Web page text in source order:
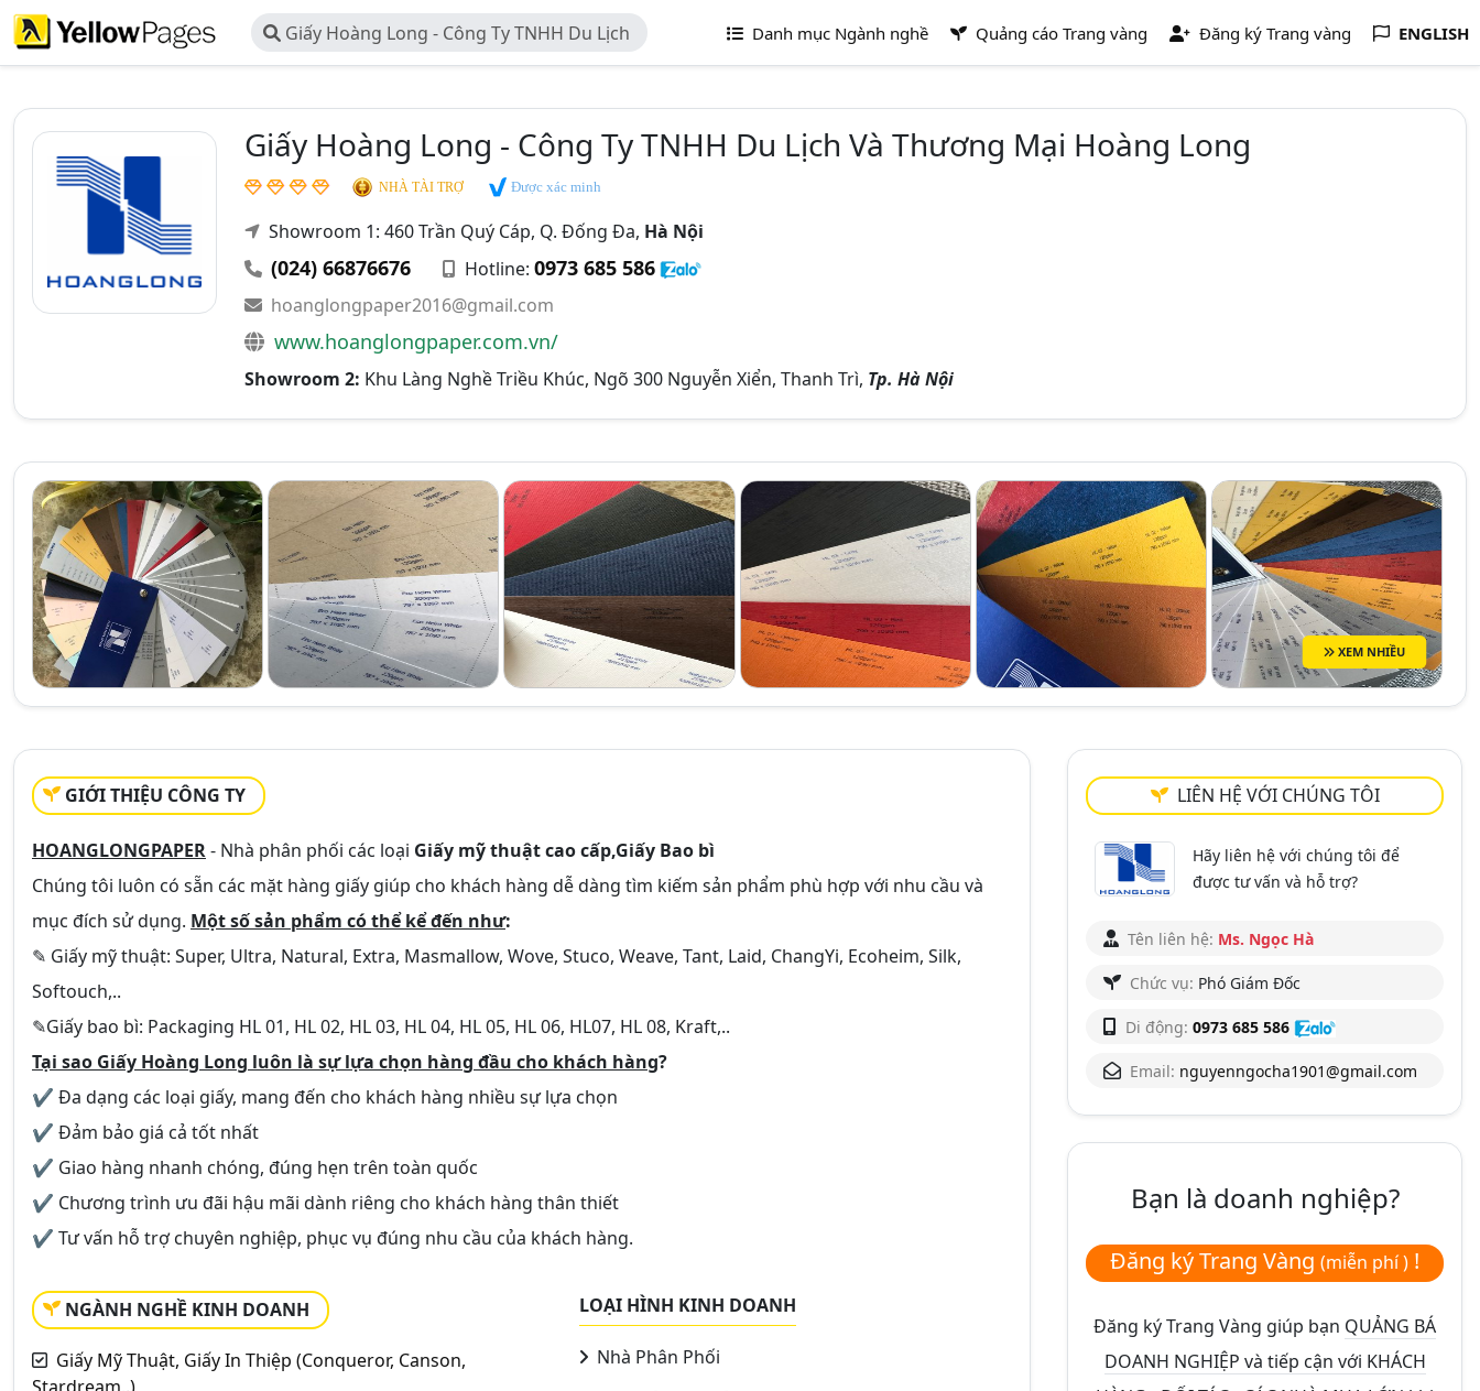
Giấy Hoàng Long - Công Ty TNHH Du Lịch
Và Thương Mại Hoàng Long
Danh mục Ngành nghề Quảng cáo Trang vàng Đăng ký Trang vàng ENGLISH
Giấy Hoàng Long - Công Ty TNHH Du Lịch Và Thương Mại Hoàng Long
NHÀ TÀI TRỢ Được xác minh
Showroom 1: 460 Trần Quý Cáp, Q. Đống Đa, Hà Nội
(024) 66876676 Hotline: 0973 685 586
hoanglongpaper2016@gmail.com
www.hoanglongpaper.com.vn/
Showroom 2: Khu Làng Nghề Triều Khúc, Ngõ 300 Nguyễn Xiển, Thanh Trì, Tp. Hà Nội
XEM NHIỀU
GIỚI THIỆU CÔNG TY
HOANGLONGPAPER- Nhà phân phối các loại Giấy mỹ thuật cao cấp,Giấy Bao bì
Chúng tôi luôn có sẵn các mặt hàng giấy giúp cho khách hàng dễ dàng tìm kiếm sản phẩm phù hợp với nhu cầu và
mục đích sử dụng. Một số sản phẩm có thể kể đến như:
✎ Giấy mỹ thuật: Super, Ultra, Natural, Extra, Masmallow, Wove, Stuco, Weave, Tant, Laid, ChangYi, Ecoheim, Silk,
Softouch,..
✎Giấy bao bì: Packaging HL 01, HL 02, HL 03, HL 04, HL 05, HL 06, HL07, HL 08, Kraft,..
Tại sao Giấy Hoàng Long luôn là sự lựa chọn hàng đầu cho khách hàng?
✔ Đa dạng các loại giấy, mang đến cho khách hàng nhiều sự lựa chọn
✔ Đảm bảo giá cả tốt nhất
✔ Giao hàng nhanh chóng, đúng hẹn trên toàn quốc
✔ Chương trình ưu đãi hậu mãi dành riêng cho khách hàng thân thiết
✔ Tư vấn hỗ trợ chuyên nghiệp, phục vụ đúng nhu cầu của khách hàng.
NGÀNH NGHỀ KINH DOANH
Giấy Mỹ Thuật, Giấy In Thiệp (Conqueror, Canson,
Stardream,.)
LOẠI HÌNH KINH DOANH
Nhà Phân Phối
LIÊN HỆ VỚI CHÚNG TÔI
Hãy liên hệ với chúng tôi để
được tư vấn và hỗ trợ?
Tên liên hệ: Ms. Ngọc Hà
Chức vụ: Phó Giám Đốc
Di động: 0973 685 586
Email: nguyenngocha1901@gmail.com
Bạn là doanh nghiệp?
Đăng ký Trang Vàng (miễn phí ) !
Đăng ký Trang Vàng giúp bạn QUẢNG BÁ
DOANH NGHIỆP và tiếp cận với KHÁCH